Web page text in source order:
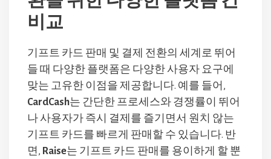
비교
기프트 카드 판매 및 결제 전환의 세계로 뛰어
들 때 다양한 플랫폼은 다양한 사용자 요구에
맞는 고유한 이점을 제공합니다. 예를 들어,
CardCash는 간단한 프로세스와 경쟁률이 뛰어
나 사용자가 즉시 결제를 즐기면서 원치 않는
기프트 카드를 빠르게 판매할 수 있습니다. 반
면, Raise는 기프트 카드 판매를 용이하게 할 뿐